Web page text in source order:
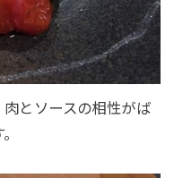
とソースの相性がば